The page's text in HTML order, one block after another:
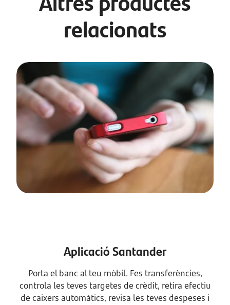
relacionats
Aplicació Santander
Porta el banc al teu mòbil. Fes transferències,
controla les teves targetes de crèdit, retira efectiu
de caixers automàtics, revisa les teves despeses i